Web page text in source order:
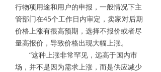
行物项用途和用户的申报，一般情况下主
管部门在45个工作日内审定，卖家对后期
价格上涨有很高预期，选择不报价或者尽
量高报价，导致价格出现大幅上涨。
“这种上涨非常罕见，远高于国内市
场，并不是因为需求上涨，而是供应减少